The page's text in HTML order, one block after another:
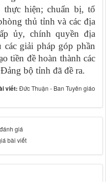
hiện; chuẩn bị, tổ
thủ tỉnh và các địa
ủy, chính quyền địa
giải pháp góp phần
tiền đề hoàn thành các
bộ tỉnh đã đề ra.
viết: Đức Thuận - Ban Tuyên giáo
giá
bài viết